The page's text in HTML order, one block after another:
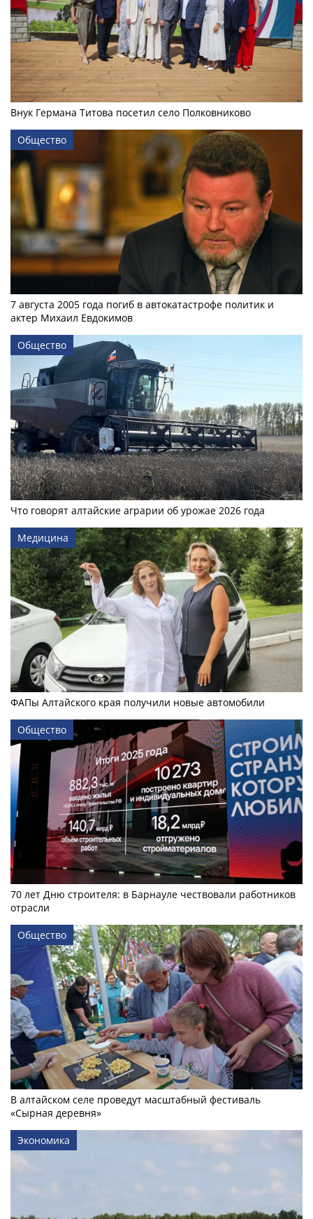
Внук Германа Титова посетил село Полковниково
Общество
7 августа 2005 года погиб в автокатастрофе политик и
актер Михаил Евдокимов
Общество
Что говорят алтайские аграрии об урожае 2026 года
Медицина
ФАПы Алтайского края получили новые автомобили
Общество
70 лет Дню строителя: в Барнауле чествовали работников
отрасли
Общество
В алтайском селе проведут масштабный фестиваль
«Сырная деревня»
Экономика